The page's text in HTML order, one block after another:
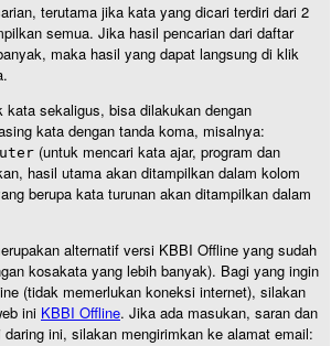
terutama jika kata yang dicari terdiri dari 2
semua. Jika hasil pencarian dari daftar
maka hasil yang dapat langsung di klik
kata sekaligus, bisa dilakukan dengan
kata dengan tanda koma, misalnya:
(untuk mencari kata ajar, program dan
hasil utama akan ditampilkan dalam kolom
berupa kata turunan akan ditampilkan dalam
alternatif versi KBBI Offline yang sudah
kosakata yang lebih banyak). Bagi yang ingin
(tidak memerlukan koneksi internet), silakan
ini KBBI Offline. Jika ada masukan, saran dan
ini, silakan mengirimkan ke alamat email: